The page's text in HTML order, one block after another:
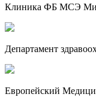
Клиника ФБ МСЭ
Департамент
Европейский